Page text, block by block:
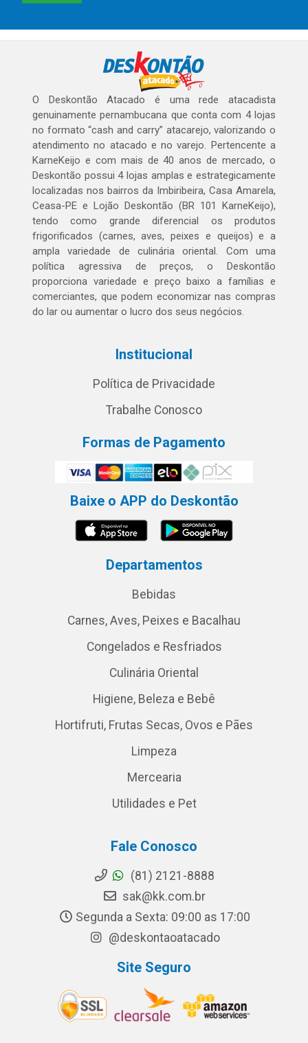
O Deskontão Atacado é uma rede atacadista
genuinamente pernambucana que conta com 4 lojas
no formato “cash and carry” atacarejo, valorizando o
atendimento no atacado e no varejo. Pertencente a
KarneKeijo e com mais de 40 anos de mercado, o
Deskontão possui 4 lojas amplas e estrategicamente
localizadas nos bairros da Imbiribeira, Casa Amarela,
Ceasa-PE e Lojão Deskontão (BR 101 KarneKeijo),
tendo como grande diferencial os produtos
frigorificados (carnes, aves, peixes e queijos) e a
ampla variedade de culinária oriental. Com uma
política agressiva de preços, o Deskontão
proporciona variedade e preço baixo a famílias e
comerciantes, que podem economizar nas compras
do lar ou aumentar o lucro dos seus negócios.
Institucional
Política de Privacidade
Trabalhe Conosco
Formas de Pagamento
Baixe o APP do Deskontão
Departamentos
Bebidas
Carnes, Aves, Peixes e Bacalhau
Congelados e Resfriados
Culinária Oriental
Higiene, Beleza e Bebê
Hortifruti, Frutas Secas, Ovos e Pães
Limpeza
Mercearia
Utilidades e Pet
Fale Conosco
(81) 2121-8888
sak@kk.com.br
Segunda a Sexta: 09:00 as 17:00
@deskontaoatacado
Site Seguro